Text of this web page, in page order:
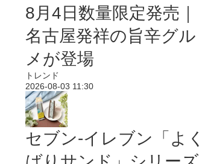
8月4日数量限定発売｜
名古屋発祥の旨辛グル
メが登場
トレンド
2026-08-03 11:30
セブン‐イレブン「よく